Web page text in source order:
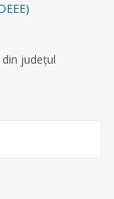
județul